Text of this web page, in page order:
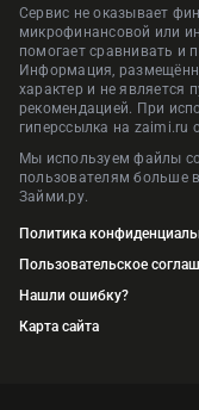
Сервис не оказывает
микрофинансовой или
помогает сравнивать и
Информация,
характер и не является
рекомендацией. При
гиперссылка на zaimi.ru
Мы используем файлы
пользователям больше
Займи.ру.
Политика
Пользовательское
Нашли ошибку?
Карта сайта